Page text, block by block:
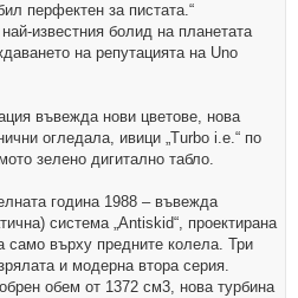
перфектен за пистата.“
известния болид на планетата
на репутацията на Uno
въвежда нови цветове, нова
огледала, ивици „Turbo i.e.“ по
зелено дигитално табло.
година 1988 – въвежда
система „Antiskid“, проектирана
само върху предните колела. Три
и модерна втора серия.
обем от 1372 см3, нова турбина